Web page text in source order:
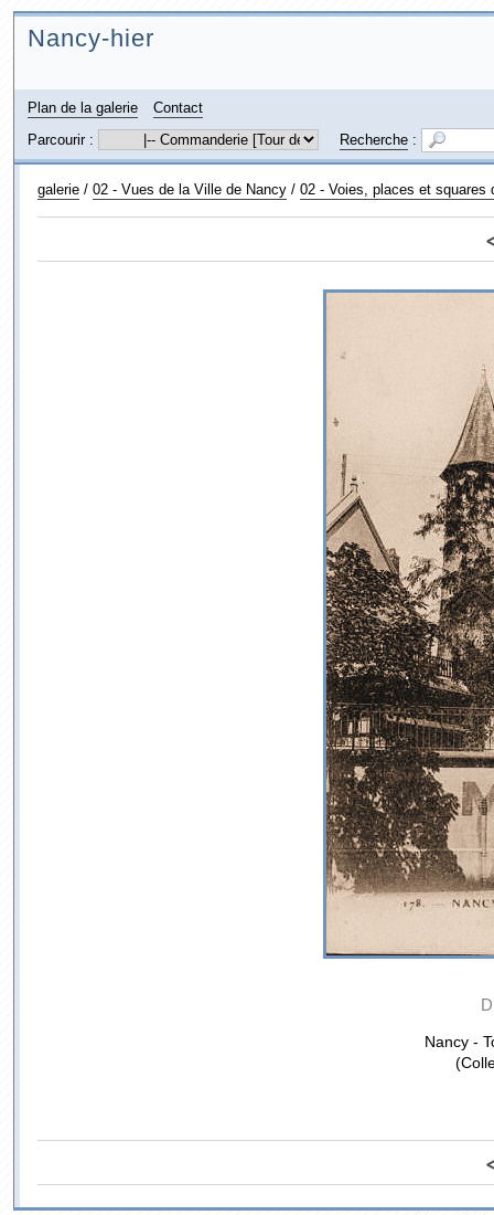
Nancy-hier
Plan de la galerie
Contact
Parcourir :
Recherche:
galerie/ 02 - Vues de la Ville de Nancy/ 02 - Voies, places et squares
Nancy -